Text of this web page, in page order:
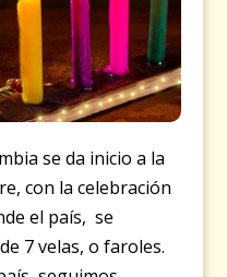
se da inicio a la
con la celebración
el país, se
7 velas, o faroles.